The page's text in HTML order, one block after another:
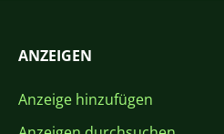
ANZEIGEN
Anzeige hinzufügen